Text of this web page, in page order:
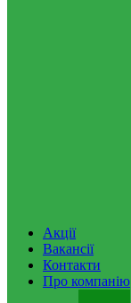
Акції
Вакансії
Контакти
Про компанію